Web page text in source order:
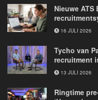
Nieuwe
16 JULI 2026
Tycho van
recruitment
13 JULI 2026
Ringtime